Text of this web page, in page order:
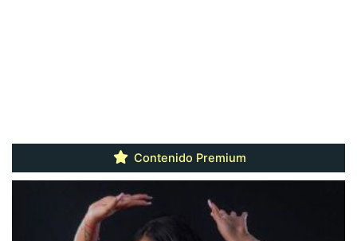
Contenido Premium